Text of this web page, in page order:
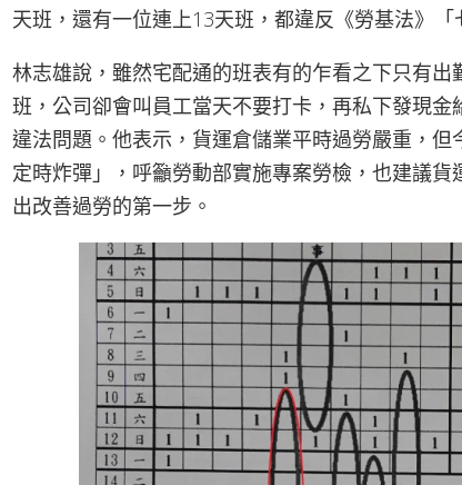
天班，還有一位連上13天班，都違反《勞基法》「
林志雄說，雖然宅配通的班表有的乍看之下只有
班，公司卻會叫員工當天不要打卡，再私下發現
違法問題。他表示，貨運倉儲業平時過勞嚴重，
定時炸彈」，呼籲勞動部實施專案勞檢，也建議
出改善過勞的第一步。